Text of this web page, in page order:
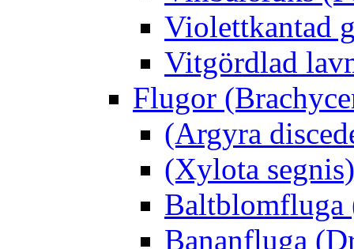
Violettkantad
Vitgördlad
Flugor
(Argyra
(Xylota segnis)
Baltblomfluga
Bananfluga